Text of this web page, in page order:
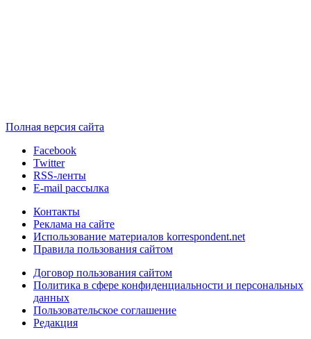
Полная версия сайта
Facebook
Twitter
RSS-ленты
E-mail рассылка
Контакты
Реклама на сайте
Использование материалов korrespondent.net
Правила пользования сайтом
Договор пользования сайтом
Политика в сфере конфиденциальности и персональных
данных
Пользовательское соглашение
Редакция